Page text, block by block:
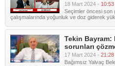
18 Mart 2024 - 10:53
Seçimler öncesi son
çalışmalarında yoğunluk ve doz giderek
Tekin Bayram:
sorunları
17 Mart 2024 - 21:28
Bağımsız Yalvaç